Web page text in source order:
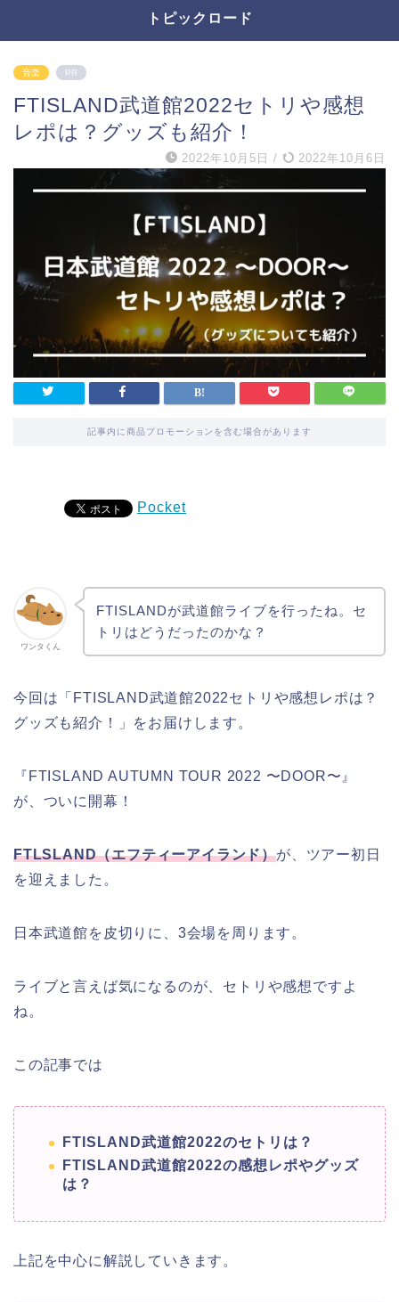
トピックロード
音楽 PR
FTISLAND武道館2022セトリや感想
レポは？グッズも紹介！
2022年10月5日 / 2022年10月6日
記事内に商品プロモーションを含む場合があります
Pocket
ワンタくん
FTISLANDが武道館ライブを行ったね。セ
トリはどうだったのかな？
今回は「FTISLAND武道館2022セトリや感想レポは？
グッズも紹介！」をお届けします。
『FTISLAND AUTUMN TOUR 2022 〜DOOR〜』
が、ついに開幕！
FTLSLAND（エフティーアイランド）が、ツアー初日
を迎えました。
日本武道館を皮切りに、3会場を周ります。
ライブと言えば気になるのが、セトリや感想ですよ
ね。
この記事では
FTISLAND武道館2022のセトリは？
FTISLAND武道館2022の感想レポやグッズ
は？
上記を中心に解説していきます。